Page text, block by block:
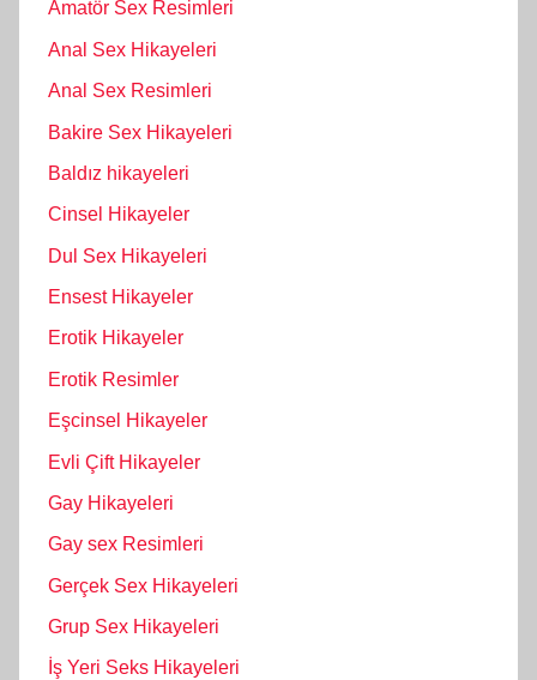
Amatör Sex Resimleri
Anal Sex Hikayeleri
Anal Sex Resimleri
Bakire Sex Hikayeleri
Baldız hikayeleri
Cinsel Hikayeler
Dul Sex Hikayeleri
Ensest Hikayeler
Erotik Hikayeler
Erotik Resimler
Eşcinsel Hikayeler
Evli Çift Hikayeler
Gay Hikayeleri
Gay sex Resimleri
Gerçek Sex Hikayeleri
Grup Sex Hikayeleri
İş Yeri Seks Hikayeleri